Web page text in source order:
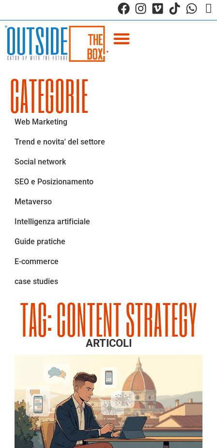
TAG: CONTENT STRATEGY
ARTICOLI
CATEGORIE
Web Marketing
Trend e novita' del settore
Social network
SEO e Posizionamento
Metaverso
Intelligenza artificiale
Guide pratiche
E-commerce
case studies